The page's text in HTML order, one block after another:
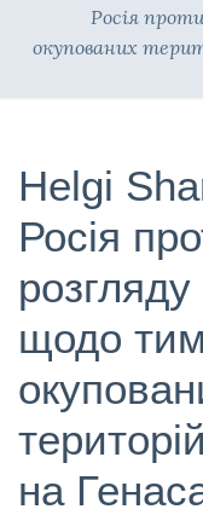
Росія
окупованих
Helgi
Росія
розгляду
щодо
на